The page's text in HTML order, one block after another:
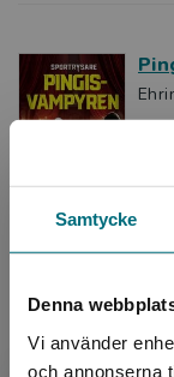
Samtycke
Denna
Vi använder
och annonserna
ska